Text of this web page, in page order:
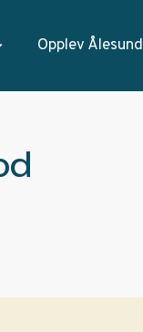
Opplev Ålesund